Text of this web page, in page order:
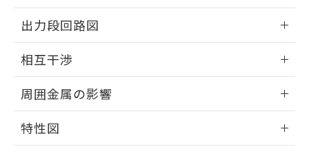
外形図
出力段回路図
出力段回路図
相互干渉
相互干渉
周囲金属の影響
特性図
※当社の共同利用者とは、
の共同利用に関して"
用者の範囲」に記載されている法人を
EU RoHS指令（10物質）の非含有証明書
51物質の非含有証明書（当社基準）
※本証明書は発行日時点で非含有を証明す
るもので、過去に遡って非含有を証明する
ものではありません。
物質の対応では、対応完了までの期間は出
荷製品に未対応品が混在することから備考
欄に対応日を記載しておりました。